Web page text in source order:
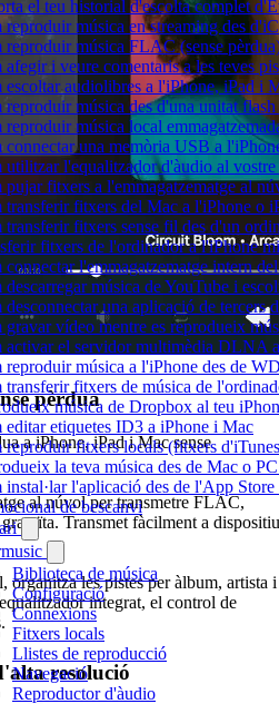
el teu historial d'escolta complet
reproduir música en streaming des
reproduir música FLAC (sense
afegir i veure comentaris a les teves
escoltar audiolibres a l'iPhone, iPad i
reproduir música des d'una unitat
reproduir música local
connectar una memòria USB a
utilitzar l'equalitzador d'àudio al
pujar fitxers a l'emmagatzematge al
transferir fitxers del Mac a l'iPhone o
transferir fitxers sense fil des d'un
fitxers de l'ordinador a l'iPhone
connectar l'emmagatzematge intern
descarregar música de YouTube i
desconnectar una aplicació de tercers
gravar vídeo mentre es reprodueix
activar el servidor multimèdia DLNA
reproduir música a l'iPhone des de
transferir fitxers de música de
música de Dropbox al teu
editar etiquetes ID3 a iPhone i Mac
reproduir fitxers locals (fitxers
la teva música des de Mac o
instal·lar l'aplicació des de l'App
de bescanvi
Biblioteca de música
Configuració
Connexions
Fitxers locals
Llistes de reproducció
Navegació
Reproductor d'àudio
pèrdua
a iPhone, iPad i Mac sense
al núvol per transmetre FLAC,
Transmet fàcilment a
organitza les pistes per àlbum, artista i
integrat, el control de
resolució